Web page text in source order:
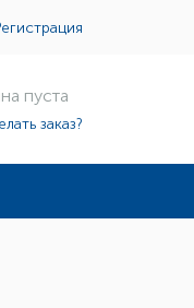
пуста
заказ?